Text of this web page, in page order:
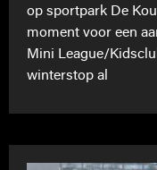
op sportpark De
moment voor een
Mini League/
winterstop al